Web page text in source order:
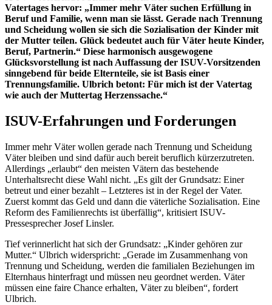
Vatertages hervor: „Immer mehr Väter suchen Erfüllung in
Beruf und Familie, wenn man sie lässt. Gerade nach Trennung
und Scheidung wollen sie sich die Sozialisation der Kinder mit
der Mutter teilen. Glück bedeutet auch für Väter heute Kinder,
Beruf, Partnerin.“ Diese harmonisch ausgewogene
Glücksvorstellung ist nach Auffassung der ISUV-Vorsitzenden
sinngebend für beide Elternteile, sie ist Basis einer
Trennungsfamilie. Ulbrich betont: Für mich ist der Vatertag
wie auch der Muttertag Herzenssache.“
ISUV-Erfahrungen und Forderungen
Immer mehr Väter wollen gerade nach Trennung und Scheidung
Väter bleiben und sind dafür auch bereit beruflich kürzerzutreten.
Allerdings „erlaubt“ den meisten Vätern das bestehende
Unterhaltsrecht diese Wahl nicht. „Es gilt der Grundsatz: Einer
betreut und einer bezahlt – Letzteres ist in der Regel der Vater.
Zuerst kommt das Geld und dann die väterliche Sozialisation. Eine
Reform des Familienrechts ist überfällig“, kritisiert ISUV-
Pressesprecher Josef Linsler.
Tief verinnerlicht hat sich der Grundsatz: „Kinder gehören zur
Mutter.“ Ulbrich widerspricht: „Gerade im Zusammenhang von
Trennung und Scheidung, werden die familialen Beziehungen im
Elternhaus hinterfragt und müssen neu geordnet werden. Väter
müssen eine faire Chance erhalten, Väter zu bleiben“, fordert
Ulbrich.